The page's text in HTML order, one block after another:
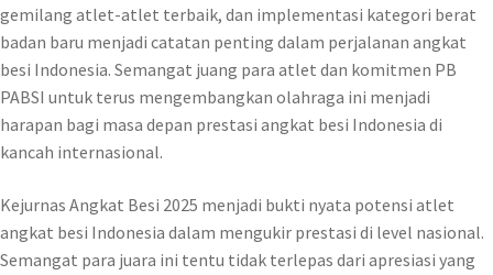
gemilang atlet-atlet terbaik, dan implementasi kategori berat
badan baru menjadi catatan penting dalam perjalanan angkat
besi Indonesia. Semangat juang para atlet dan komitmen PB
PABSI untuk terus mengembangkan olahraga ini menjadi
harapan bagi masa depan prestasi angkat besi Indonesia di
kancah internasional.
Kejurnas Angkat Besi 2025 menjadi bukti nyata potensi atlet
angkat besi Indonesia dalam mengukir prestasi di level nasional.
Semangat para juara ini tentu tidak terlepas dari apresiasi yang